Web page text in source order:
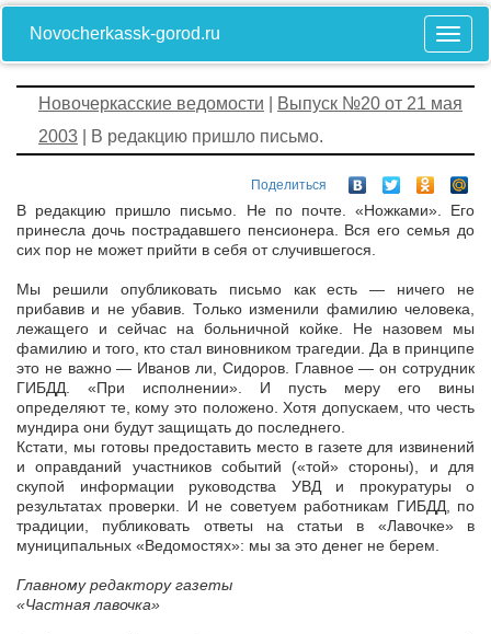
Novocherkassk-gorod.ru
Новочеркасские ведомости
Выпуск №20 от 21 мая
2003 | В редакцию пришло письмо.
Поделиться
В редакцию пришло письмо. Не по почте. «Ножками». Его
принесла дочь пострадавшего пенсионера. Вся его семья до
сих пор не может прийти в себя от случившегося.
Мы решили опубликовать письмо как есть — ничего не
прибавив и не убавив. Только изменили фамилию человека,
лежащего и сейчас на больничной койке. Не назовем мы
фамилию и того, кто стал виновником трагедии. Да в принципе
это не важно — Иванов ли, Сидоров. Главное — он сотрудник
ГИБДД. «При исполнении». И пусть меру его вины
определяют те, кому это положено. Хотя допускаем, что честь
мундира они будут защищать до последнего.
Кстати, мы готовы предоставить место в газете для извинений
и оправданий участников событий («той» стороны), и для
скупой информации руководства УВД и прокуратуры о
результатах проверки. И не советуем работникам ГИБДД, по
традиции, публиковать ответы на статьи в «Лавочке» в
муниципальных «Ведомостях»: мы за это денег не берем.
Главному редактору газеты
«Частная лавочка»